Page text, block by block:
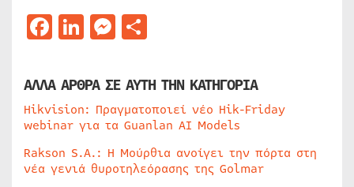
Facebook
LinkedIn
Messenger
ΑΛΛΑ ΑΡΘΡΑ ΣΕ ΑΥΤΗ ΤΗΝ ΚΑΤΗΓΟΡΙΑ
Hikvision: Πραγματοποιεί νέο Hik-Friday
webinar για τα Guanlan AI Models
Rakson S.A.: Η Μούρθια ανοίγει την πόρτα στη
νέα γενιά θυροτηλεόρασης της Golmar